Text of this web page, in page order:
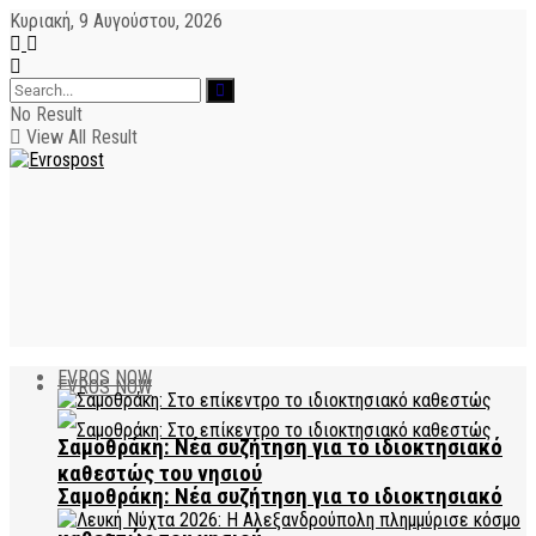
Κυριακή, 9 Αυγούστου, 2026
No Result
View All Result
EVROS NOW
Σαμοθράκη: Νέα συζήτηση για το ιδιοκτησιακό
EVROS NOW
Σαμοθράκη: Νέα συζήτηση για το ιδιοκτησιακό
καθεστώς του νησιού